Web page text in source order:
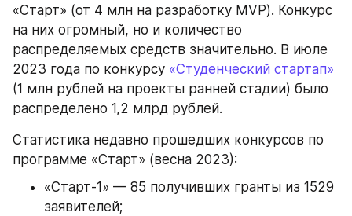
«Старт» (от 4 млн на разработку MVP). Конкурс
на них огромный, но и количество
распределяемых средств значительно. В июле
2023 года по конкурсу «Студенческий стартап»
(1 млн рублей на проекты ранней стадии) было
распределено 1,2 млрд рублей.
Статистика недавно прошедших конкурсов по
программе «Старт» (весна 2023):
«Старт-1» — 85 получивших гранты из 1529
заявителей;